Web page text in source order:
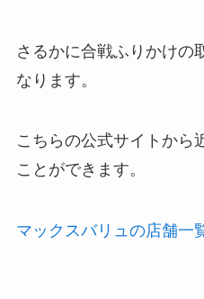
さるかに合戦ふりかけの
なります。
こちらの公式サイトから
ことができます。
マックスバリュの店舗一